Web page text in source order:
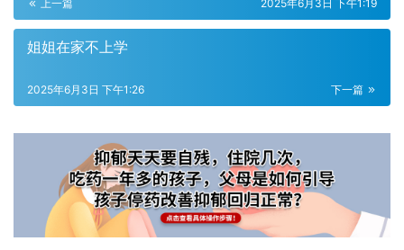
上一篇 2025年6月3日 下午1:19
姐姐在家不上学
下一篇
2025年6月3日 下午1:26